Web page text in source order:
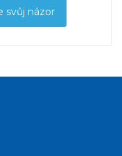
svůj názor